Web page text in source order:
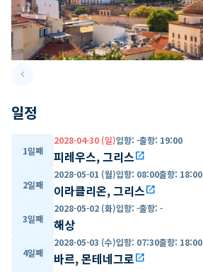
keyboard_arrow_leftPrevious slide
일정
1일째
2028-04-30 (일)입항: -출항: 19:00
피레우스, 그리스open_in_new
2일째
2028-05-01 (월)입항: 08:00출항: 18:00
이라클리온, 그리스open_in_new
3일째
2028-05-02 (화)입항: -출항: -
해상
4일째
2028-05-03 (수)입항: 07:30출항: 18:00
바르, 몬테네그로open_in_new